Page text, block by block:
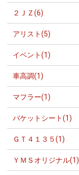
２ＪＺ(6)
アリスト(5)
イベント(1)
車高調(1)
マフラー(1)
バケットシート(1)
ＧＴ４１３５(1)
ＹＭＳオリジナル(1)